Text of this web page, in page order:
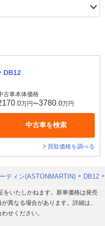
DB12
古車本体価格
.0万円〜3780 .0万円
中古車を検索
買取価格を調べる
ティン(ASTONMARTIN) DB12
いたしかねます。新車価格は発売
異なる場合があります。詳細は、
せください。